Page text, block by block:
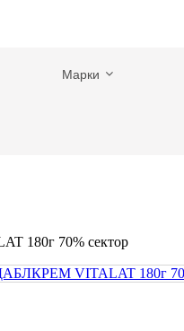
Марки
180г 70% сектор